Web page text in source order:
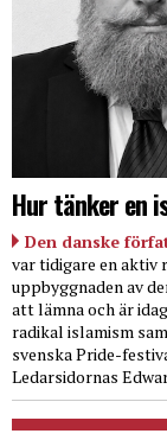
Hur tänker en
Den danske
var tidigare en
uppbyggnaden av
att lämna och är
radikal islamism
svenska Pride-
Ledarsidornas